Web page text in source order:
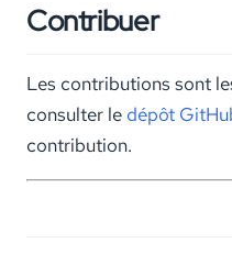
Contribuer
Les contributions sont
consulter le dépôt
contribution.